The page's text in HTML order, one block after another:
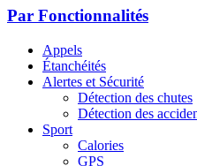
Par Fonctionnalités
Appels
Étanchéités
Alertes et Sécurité
Détection des chutes
Détection des
Sport
Calories
GPS